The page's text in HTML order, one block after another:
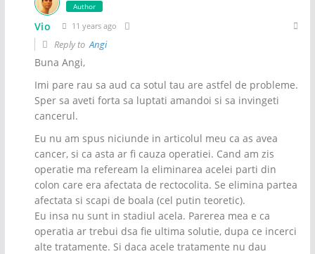
Author
Vio 11 years ago
Reply toAngi
Buna Angi,
Imi pare rau sa aud ca sotul tau are astfel de probleme.
Sper sa aveti forta sa luptati amandoi si sa invingeti
cancerul.
Eu nu am spus niciunde in articolul meu ca as avea
cancer, si ca asta ar fi cauza operatiei. Cand am zis
operatie ma refeream la eliminarea acelei parti din
colon care era afectata de rectocolita. Se elimina partea
afectata si scapi de boala (cel putin teoretic).
Eu insa nu sunt in stadiul acela. Parerea mea e ca
operatia ar trebui dsa fie ultima solutie, dupa ce incerci
alte tratamente. Si daca acele tratamente nu dau